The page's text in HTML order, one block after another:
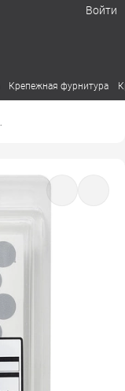
Войти
Крепежная фурнитура